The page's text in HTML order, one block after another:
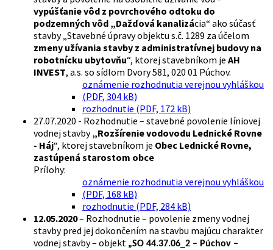
vypúšťanie vôd z povrchového odtoku do
podzemných vôd „Dažďová kanalizácia“ ako súčasť
stavby „Stavebné úpravy objektu s.č. 1289 za účelom
zmeny užívania stavby z administratívnej budovy na
robotnícku ubytovňu“, ktorej stavebníkom je AH
INVEST, a.s. so sídlom Dvory 581, 020 01 Púchov.
oznámenie rozhodnutia verejnou vyhláškou
(PDF, 304 kB)
rozhodnutie (PDF, 172 kB)
27.07.2020 - Rozhodnutie – stavebné povolenie líniovej
vodnej stavby„Rozšírenie vodovodu Lednické Rovne
- Háj“, ktorej stavebníkom je Obec Lednické Rovne,
zastúpená starostom obce
Prílohy:
oznámenie rozhodnutia verejnou vyhláškou
(PDF, 168 kB)
rozhodnutie (PDF, 284 kB)
12.05.2020– Rozhodnutie – povolenie zmeny vodnej
stavby pred jej dokončením na stavbu majúcu charakter
vodnej stavby – objekt „SO 44.37.06_2 – Púchov –